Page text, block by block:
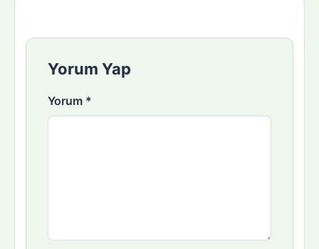
Yorum Yap
Yorum *